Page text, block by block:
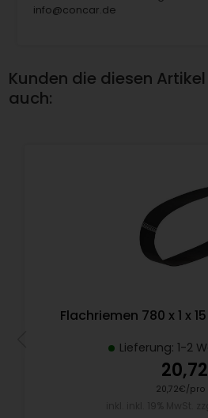
info@concar.de
Kunden die diesen
auch:
Flachriemen 780 x 1 x
Lieferung: 1-2
20,72€/pro